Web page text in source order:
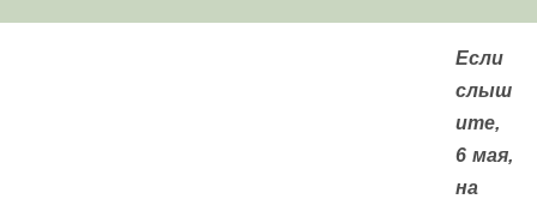
Если
слыш
ите,
6 мая,
на